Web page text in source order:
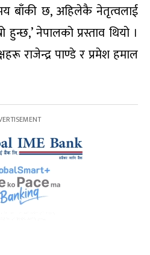
बाँकी छ, अहिलेकै नेतृत्वलाई
हुन्छ,’ नेपालको प्रस्ताव थियो ।
राजेन्द्र पाण्डे र प्रमेश हमाल